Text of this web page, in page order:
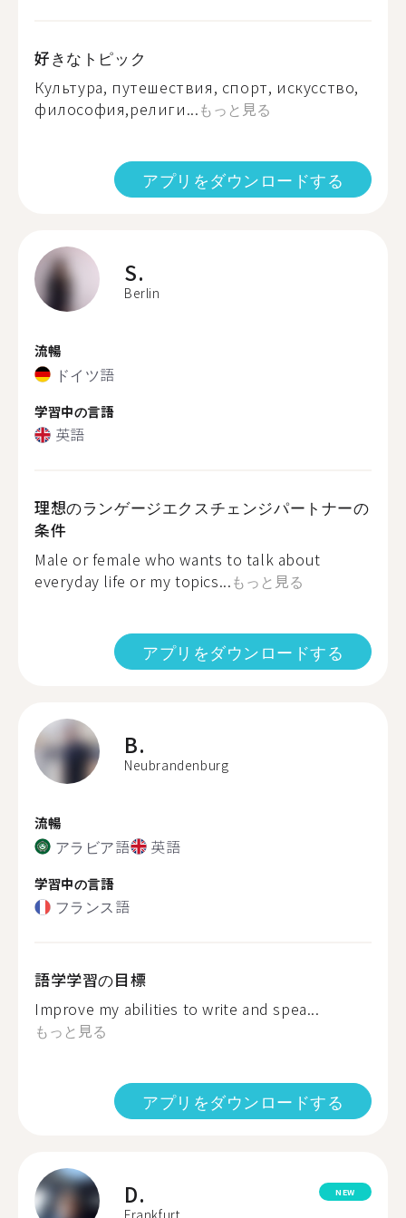
好きなトピック
Культура, путешествия, спорт, искусство,
философия,религи...もっと見る
アプリをダウンロードする
S.
Berlin
流暢
ドイツ語
学習中の言語
英語
理想のランゲージエクスチェンジパートナーの
条件
Male or female who wants to talk about
everyday life or my topics...もっと見る
アプリをダウンロードする
B.
Neubrandenburg
流暢
アラビア語 英語
学習中の言語
フランス語
語学学習の目標
Improve my abilities to write and spea...
もっと見る
アプリをダウンロードする
D.
Frankfurt
NEW